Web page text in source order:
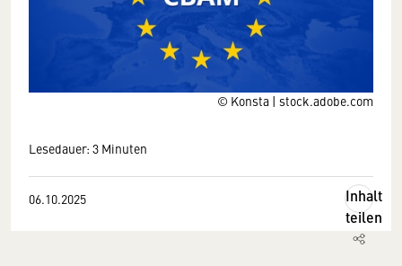
© Konsta | stock.adobe.com
Lesedauer: 3 Minuten
06.10.2025
Inhalt
teilen